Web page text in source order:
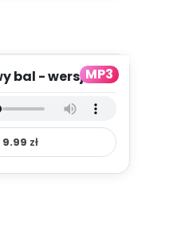
MP3
bal - wersja
9.99 zł